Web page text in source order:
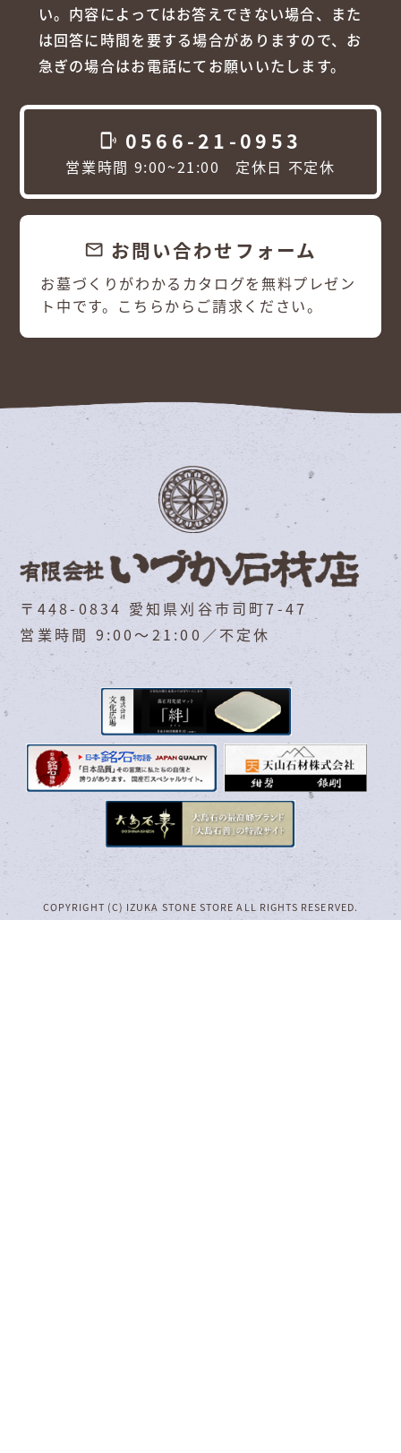
い。内容によってはお答えできない場合、また
は回答に時間を要する場合がありますので、お
急ぎの場合はお電話にてお願いいたします。
phonelink_ring 0566-21-0953
営業時間 9:00~21:00 定休日 不定休
email お問い合わせフォーム
お墓づくりがわかるカタログを無料プレゼン
ト中です。こちらからご請求ください。
〒448-0834 愛知県刈谷市司町7-47
営業時間 9:00～21:00／不定休
COPYRIGHT (C) IZUKA STONE STORE ALL RIGHTS RESERVED.